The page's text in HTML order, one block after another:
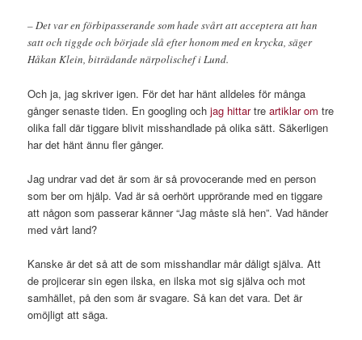
– Det var en förbipasserande som hade svårt att acceptera att han
satt och tiggde och började slå efter honom med en krycka, säger
Håkan Klein, biträdande närpolischef i Lund.
Och ja, jag skriver igen. För det har hänt alldeles för många
gånger senaste tiden. En googling och jag hittartreartiklar om tre
olika fall där tiggare blivit misshandlade på olika sätt. Säkerligen
har det hänt ännu fler gånger.
Jag undrar vad det är som är så provocerande med en person
som ber om hjälp. Vad är så oerhört upprörande med en tiggare
att någon som passerar känner “Jag måste slå hen”. Vad händer
med vårt land?
Kanske är det så att de som misshandlar mår dåligt själva. Att
de projicerar sin egen ilska, en ilska mot sig själva och mot
samhället, på den som är svagare. Så kan det vara. Det är
omöjligt att säga.